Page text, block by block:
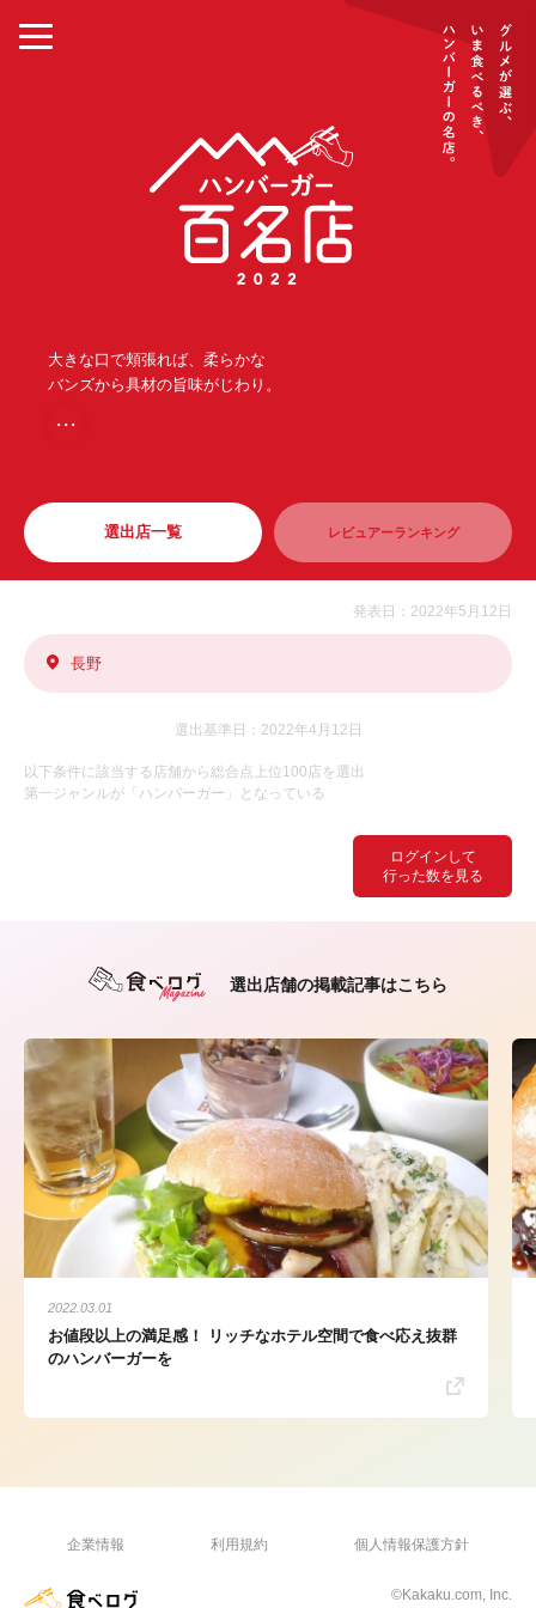
大きな口で頬張れば、柔らかな
バンズから具材の旨味がじわり。
・・・
選出店一覧 レビュアーランキング
ログインして
行った数を見る
発表日：2022年5月12日
長野
選出基準日：2022年4月12日
以下条件に該当する店舗から総合点上位100店を選出
第一ジャンルが「ハンバーガー」となっている
選出店舗の掲載記事はこちら
2022.03.01
お値段以上の満足感！ リッチなホテル空間で食べ応え抜群
のハンバーガーを
企業情報 利用規約 個人情報保護方針
©Kakaku.com, Inc.